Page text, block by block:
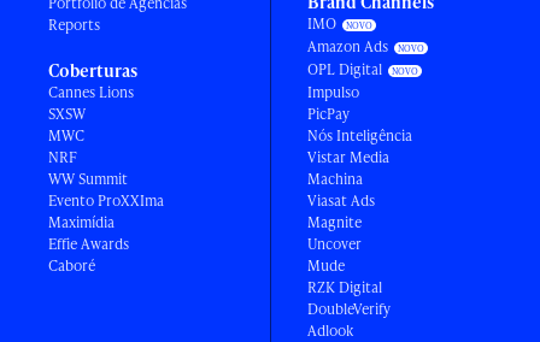
Reports
Coberturas
Cannes Lions
SXSW
MWC
NRF
WW Summit
Evento ProXXIma
Maximídia
Effie Awards
Caboré
IMO
Amazon Ads
OPL Digital
Impulso
PicPay
Nós Inteligência
Vistar Media
Machina
Viasat Ads
Magnite
Uncover
Mude
RZK Digital
DoubleVerify
Adlook